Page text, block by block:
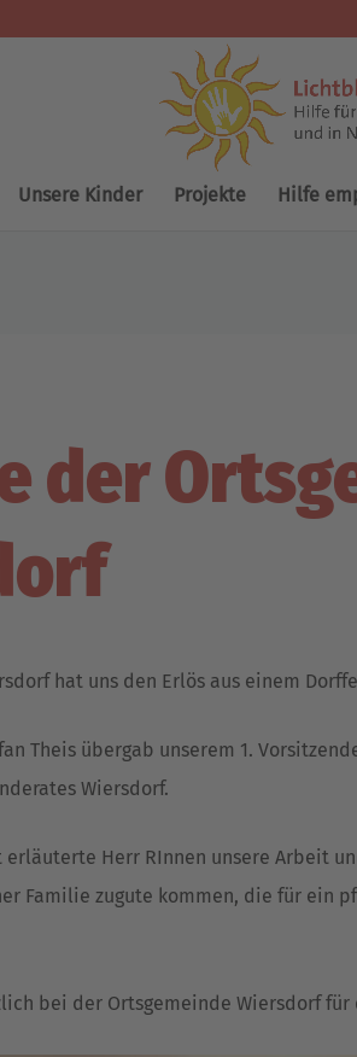
Unsere Kinder Projekte Hilfe
der
hat uns den Erlös aus einem
Theis übergab unserem 1.
Wiersdorf.
Herr RInnen unsere Arbeit
Familie zugute kommen, die für ein
bei der Ortsgemeinde Wiersdorf für